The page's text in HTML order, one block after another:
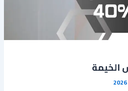
الخيمة